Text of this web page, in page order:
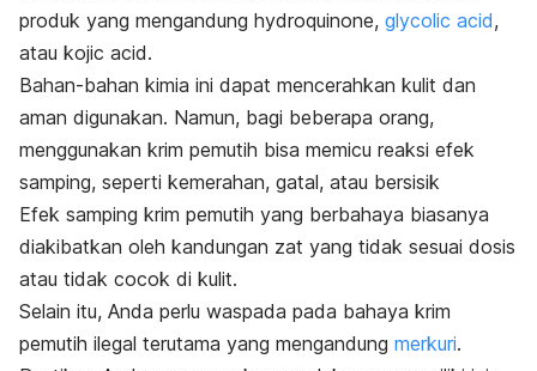
produk yang mengandung hydroquinone, glycolic acid,
atau kojic acid.
Bahan-bahan kimia ini dapat mencerahkan kulit dan
aman digunakan. Namun, bagi beberapa orang,
menggunakan krim pemutih bisa memicu reaksi efek
samping, seperti kemerahan, gatal, atau bersisik
Efek samping krim pemutih yang berbahaya biasanya
diakibatkan oleh kandungan zat yang tidak sesuai dosis
atau tidak cocok di kulit.
Selain itu, Anda perlu waspada pada bahaya krim
pemutih ilegal terutama yang mengandung merkuri.